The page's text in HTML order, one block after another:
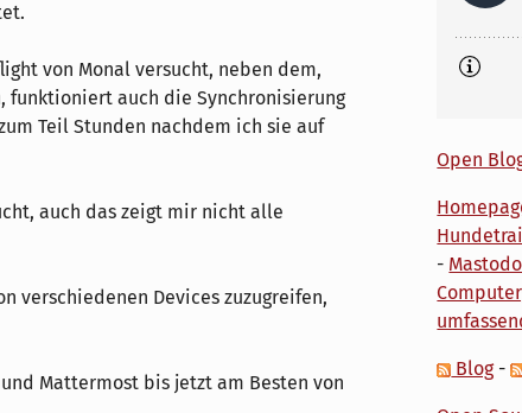
von Monal versucht, neben dem,
funktioniert auch die Synchronisierung
Teil Stunden nachdem ich sie auf
auch das zeigt mir nicht alle
verschiedenen Devices zuzugreifen,
Mattermost bis jetzt am Besten von
Open
-
Blog-